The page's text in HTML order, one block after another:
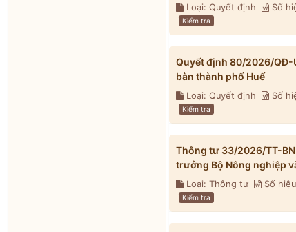
Loại: Quyết định Số
Kiểm tra
Quyết định 80/2026/QĐ-
bàn thành phố Huế
Loại: Quyết định Số
Kiểm tra
Thông tư 33/2026/TT-
trưởng Bộ Nông nghiệp
Loại: Thông tư Số
Kiểm tra